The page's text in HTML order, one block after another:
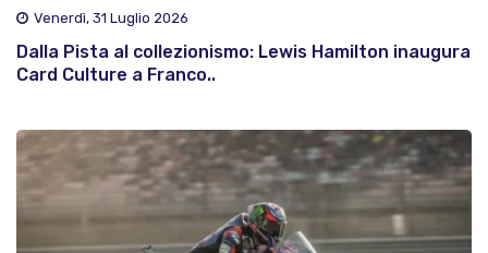
Venerdì, 31 Luglio 2026
Dalla Pista al collezionismo: Lewis Hamilton inaugura
Card Culture a Franco..